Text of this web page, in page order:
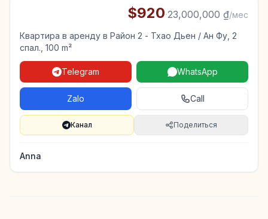
$920·23,000,000 ₫/мес
Квартира в аренду в Район 2 - Тхао Дьен / Ан Фу, 2
спал., 100 m²
Telegram WhatsApp
Zalo Call
Канал Поделиться
Anna